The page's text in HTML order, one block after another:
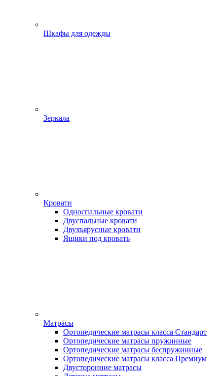
Шкафы для одежды
Зеркала
Кровати
Односпальные кровати
Двуспальные кровати
Двухъярусные кровати
Ящики под кровать
Матрасы
Ортопедические матрасы класса Стандарт
Ортопедические матрасы пружинные
Ортопедические матрасы беспружинные
Ортопедические матрасы класса Премиум
Двусторонние матрасы